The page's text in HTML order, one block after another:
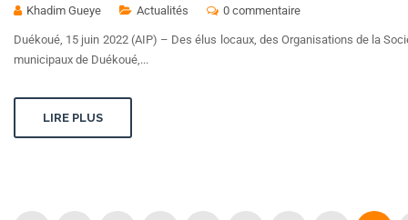
Khadim Gueye
Actualités 0 commentaire
Duékoué, 15 juin 2022 (AIP) – Des élus locaux, des Organisations de la
municipaux de Duékoué,...
LIRE PLUS